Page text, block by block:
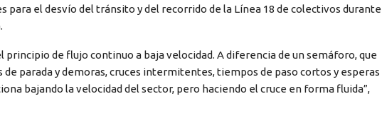
para el desvío del tránsito y del recorrido de la Línea 18 de colectivos durante
principio de flujo continuo a baja velocidad. A diferencia de un semáforo, que
parada y demoras, cruces intermitentes, tiempos de paso cortos y esperas
bajando la velocidad del sector, pero haciendo el cruce en forma fluida”,